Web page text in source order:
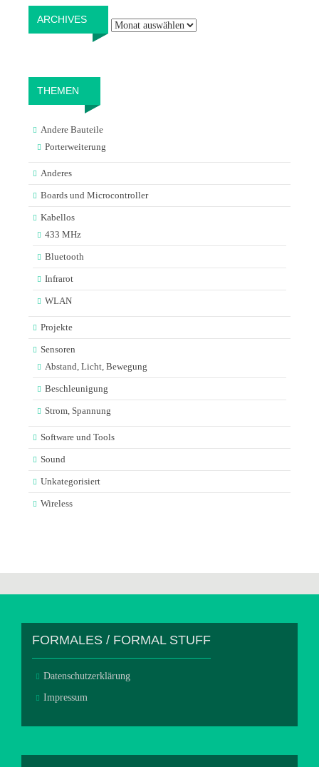
ARCHIVES
THEMEN
Andere Bauteile
Porterweiterung
Anderes
Boards und Microcontroller
Kabellos
433 MHz
Bluetooth
Infrarot
WLAN
Projekte
Sensoren
Abstand, Licht, Bewegung
Beschleunigung
Strom, Spannung
Software und Tools
Sound
Unkategorisiert
Wireless
FORMALES / FORMAL STUFF
Datenschutzerklärung
Impressum